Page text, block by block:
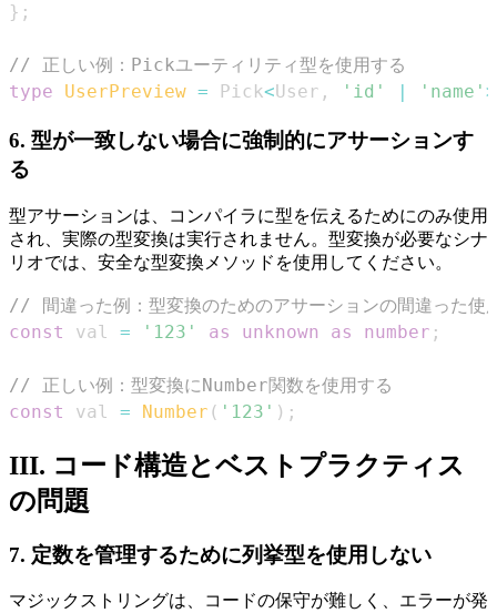
} ;
// 正しい例：Pickユーティリティ型を使用する
type
UserPreview = Pick<User , 'id' 'name' >
6. 型が一致しない場合に強制的にアサーションす
る
型アサーションは、コンパイラに型を伝えるためにのみ使用
され、実際の型変換は実行されません。型変換が必要なシナ
リオでは、安全な型変換メソッドを使用してください。
// 間違った例：型変換のためのアサーションの間違った使
const
val = '123' as unknown as number ;
// 正しい例：型変換にNumber関数を使用する
const
val = Number ( '123' ) ;
III. コード構造とベストプラクティス
の問題
7. 定数を管理するために列挙型を使用しない
マジックストリングは、コードの保守が難しく、エラーが発